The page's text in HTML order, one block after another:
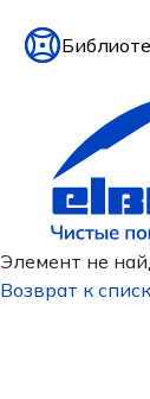
Элемент не
Возврат к